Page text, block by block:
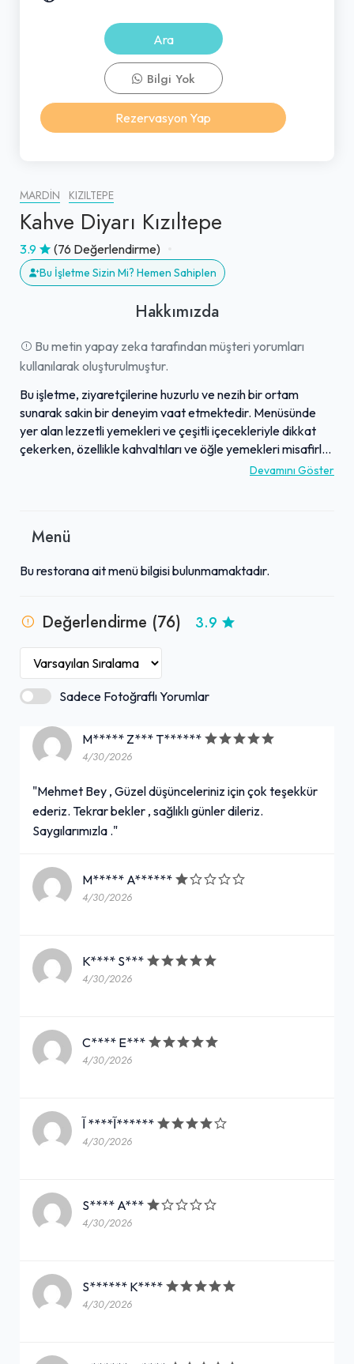
MARDIN KIZILTEPE
Kahve Diyarı Kızıltepe
3.9 (76 Değerlendirme)
Bu İşletme Sizin Mi? Hemen Sahiplen
Hakkımızda
Bu metin yapay zeka tarafından müşteri yorumları
kullanılarak oluşturulmuştur.
Bu işletme, ziyaretçilerine huzurlu ve nezih bir ortam
sunarak sakin bir deneyim vaat etmektedir. Menüsünde
yer alan lezzetli yemekleri ve çeşitli içecekleriyle dikkat
çekerken, özellikle kahvaltıları ve öğle yemekleri misafirler
tarafından beğenilmektedir. Aileler için de uygun bir
isteyenler için ideal bir alternatif sunmaktadır. Genel
edilen bir noktadır.
Devamını Göster
Menü
Bu restorana ait menü bilgisi bulunmamaktadır.
Değerlendirme (76) 3.9
Sadece Fotoğraflı Yorumlar
M***** Z*** T******
4/30/2026
"Mehmet Bey , Güzel düşünceleriniz için çok teşekkür
ederiz. Tekrar bekler , sağlıklı günler dileriz.
Saygılarımızla ."
M***** A******
4/30/2026
K**** S***
4/30/2026
C**** E***
4/30/2026
آ**** آ******
4/30/2026
S**** A***
4/30/2026
S****** K****
4/30/2026
Ara
Bilgi Yok
Rezervasyon Yap